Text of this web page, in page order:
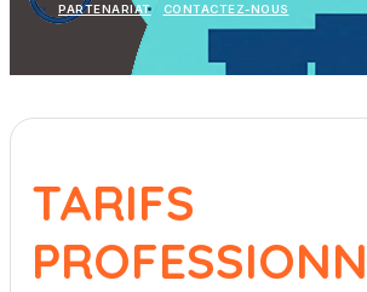
PARTENARIAT CONTACTEZ-NOUS
TARIFS